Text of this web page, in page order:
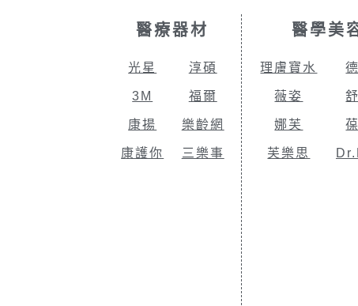
醫療器材
光星
3M
康揚
康護你
淳碩
福爾
樂齡網
三樂事
醫學美
理膚寶水
薇姿
娜芙
芙樂思